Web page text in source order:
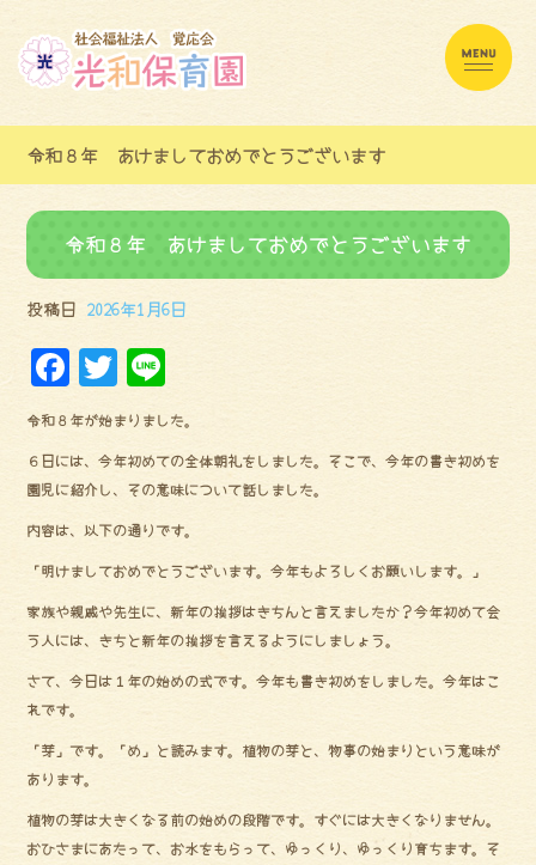
令和８年 あけましておめでとうございます
令和８年 あけましておめでとうございます
投稿日 2026年1月6日
F
a
ce
bo
ok
Tw
it
te
r
ne
令和８年が始まりました。
６日には、今年初めての全体朝礼をしました。そこで、今年の書き初めを
園児に紹介し、その意味について話しました。
内容は、以下の通りです。
「明けましておめでとうございます。今年もよろしくお願いします。」
家族や親戚や先生に、新年の挨拶はきちんと言えましたか？今年初めて会
う人には、きちと新年の挨拶を言えるようにしましょう。
さて、今日は１年の始めの式です。今年も書き初めをしました。今年はこ
れです。
「芽」です。「め」と読みます。植物の芽と、物事の始まりという意味が
あります。
植物の芽は大きくなる前の始めの段階です。すぐには大きくなりません。
おひさまにあたって、お水をもらって、ゆっくり、ゆっくり育ちます。そ